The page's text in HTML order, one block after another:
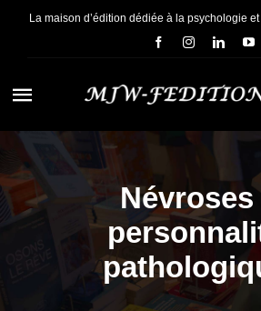
PasserLa maison d’édition dédiée à la psychologie
Navigation
à
bascule
ACCUEIL
NOUS CONNAÎTRENévroses